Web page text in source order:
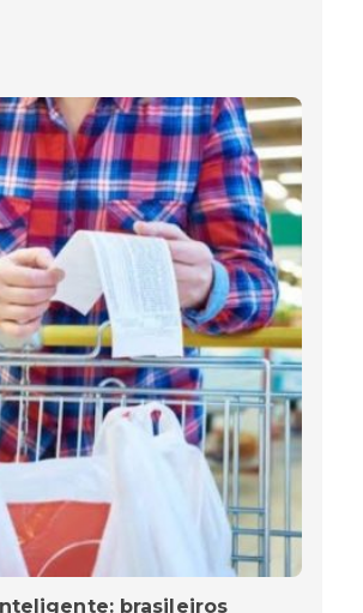
brasileiros